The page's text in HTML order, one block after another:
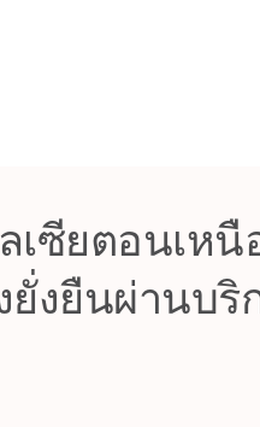
ซียตอนเหนื
ยั่งยืนผ่านบ